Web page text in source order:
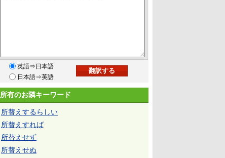
英語⇒日本語
日本語⇒英語
所有のお隣キーワード
所替えするらしい
所替えすれば
所替えせず
所替えせぬ